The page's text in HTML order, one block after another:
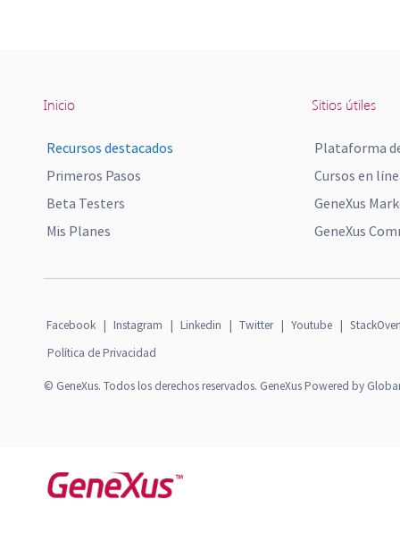
Inicio
Recursos destacados
Primeros Pasos
Beta Testers
Mis Planes
Sitios útiles
Plataforma
Cursos en
GeneXus
GeneXus
Facebook | Instagram | Linkedin | Twitter | Youtube |
Política de Privacidad
© GeneXus. Todos los derechos reservados. GeneXus Powered by